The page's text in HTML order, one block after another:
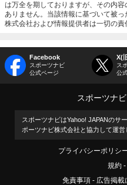
は万全を期しておりますが、その内
ありません。当該情報に基づいて被
株式会社および情報提供者は一切の責
Facebook
スポーツナビ
公式ページ
X(
ス
公
スポーツナビ
スポーツナビはYahoo! JAPANのサ
ポーツナビ株式会社と協力して運営
プライバシーポリシ
規約
免責事項
広告掲載